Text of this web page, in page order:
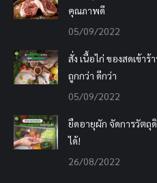
คุณภาพดี
05/09/2022
สั่ง เนื้อไก่ ของสดเข้า
ถูกกว่า ดีกว่า
05/09/2022
ยืดอายุผัก จัดการวัตถุ
ได้!
26/08/2022